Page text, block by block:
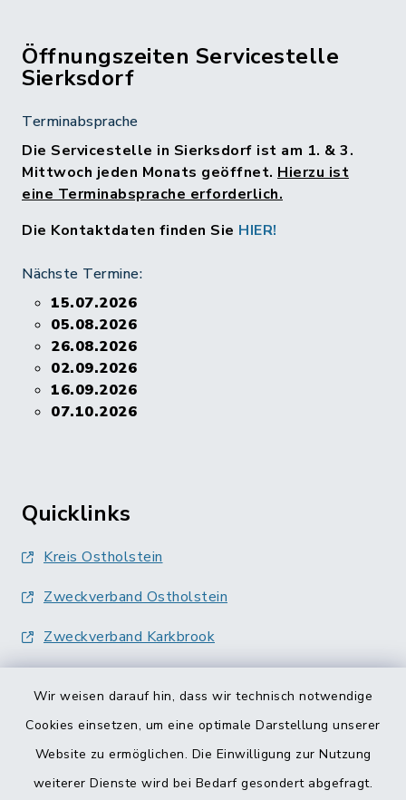
Wir weisen darauf hin, dass wir technisch notwendige
Cookies einsetzen, um eine optimale Darstellung unserer
Website zu ermöglichen. Die Einwilligung zur Nutzung
weiterer Dienste wird bei Bedarf gesondert abgefragt.
Öffnungszeiten Servicestelle
Sierksdorf
Terminabsprache
Die Servicestelle in Sierksdorf ist am 1. & 3.
Mittwoch jeden Monats geöffnet. Hierzu ist
eine Terminabsprache erforderlich.
Die Kontaktdaten finden Sie HIER!
Nächste Termine:
15.07.2026
05.08.2026
26.08.2026
02.09.2026
16.09.2026
07.10.2026
Quicklinks
Kreis Ostholstein
Zweckverband Ostholstein
Zweckverband Karkbrook